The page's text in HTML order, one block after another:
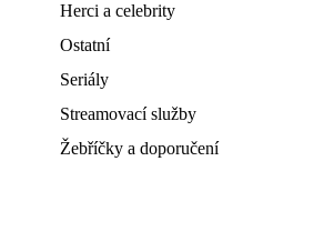
Herci a celebrity
Ostatní
Seriály
Streamovací služby
Žebříčky a doporučení